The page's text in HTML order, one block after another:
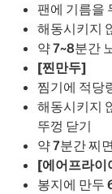
팬에 기름을
해동시키지
약 7~8분간
[찐만두]
찜기에 적당
해동시키지
뚜껑 닫기
약 7분간 찌
[에어프라이
봉지에 만두